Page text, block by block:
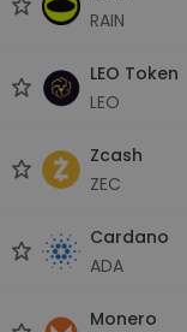
RAIN
LEO Token
LEO
Zcash
ZEC
Cardano
ADA
Monero